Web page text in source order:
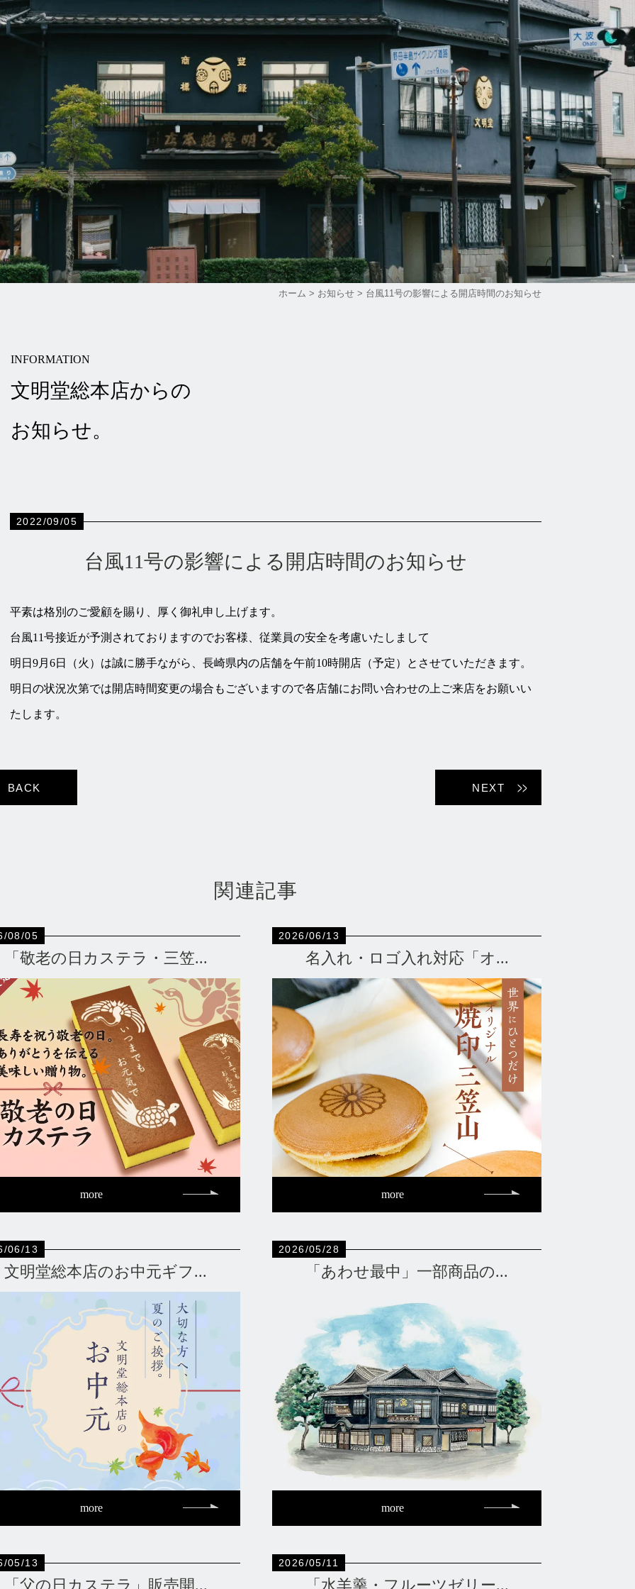
ホーム > お知らせ > 台風11号の影響による開店時間のお知らせ
INFORMATION
文明堂総本店からの
お知らせ。
2022/09/05
台風11号の影響による開店時間のお知らせ
平素は格別のご愛顧を賜り、厚く御礼申し上げます。
台風11号接近が予測されておりますのでお客様、従業員の安全を考慮いたしまして
明日9月6日（火）は誠に勝手ながら、長崎県内の店舗を午前10時開店（予定）とさせていただきます。
明日の状況次第では開店時間変更の場合もございますので各店舗にお問い合わせの上ご来店をお願いい
たします。
BACK NEXT
関連記事
08/05
「敬老の日カステラ・三笠...
more
2026/06/13
名入れ・ロゴ入れ対応「オ...
more
06/13
文明堂総本店のお中元ギフ...
more
2026/05/28
「あわせ最中」一部商品の...
more
05/13
「父の日カステラ」販売開...
2026/05/11
「水羊羹・フルーツゼリー...